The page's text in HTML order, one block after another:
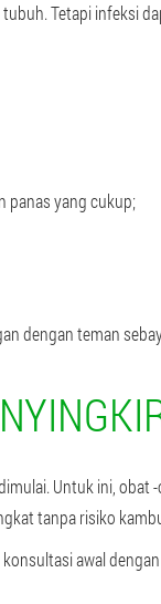
Tetapi infeksi
panas yang cukup;
dengan teman
Untuk ini, obat
tanpa risiko
awal